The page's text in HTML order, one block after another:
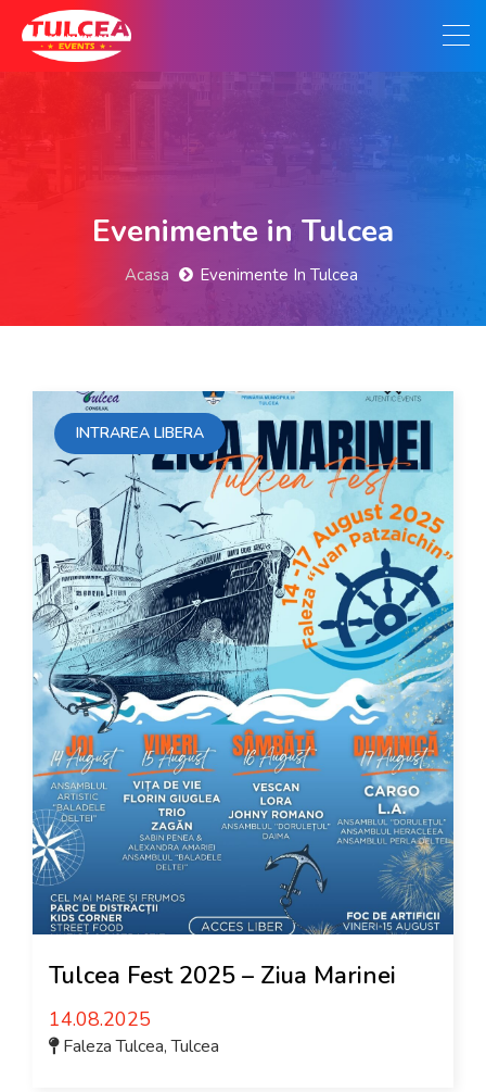
Evenimente in Tulcea
Acasa Evenimente In Tulcea
INTRAREA LIBERA
Tulcea Fest 2025 – Ziua Marinei
14.08.2025
Faleza Tulcea,Tulcea